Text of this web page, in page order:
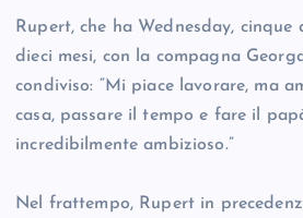
Rupert, che ha Wednesday, cinque
dieci mesi, con la compagna
condiviso: “Mi piace lavorare, ma
casa, passare il tempo e fare il
incredibilmente ambizioso.”
Nel frattempo, Rupert in